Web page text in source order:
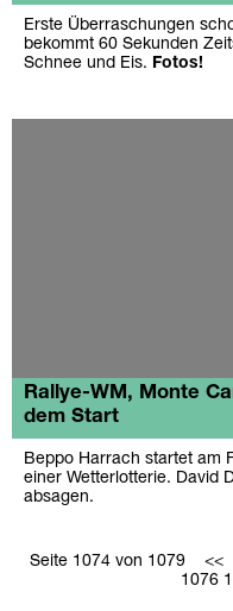
Erste Überraschungen
bekommt 60 Sekunden
Schnee und Eis.
Fotos!
Rallye-WM, Monte
dem Start
Beppo Harrach startet am
einer Wetterlotterie. David
absagen.
Seite 1074 von 1079 <<
1076